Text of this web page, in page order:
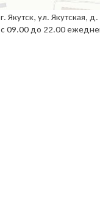
г. Якутск, ул. Якутская,
с 09.00 до 22.00